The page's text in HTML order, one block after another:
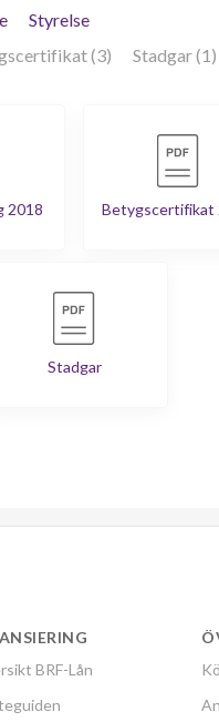
Styrelse
(3) Stadgar (1)
2018 Betygscertifikat
Stadgar
BRF-Lån